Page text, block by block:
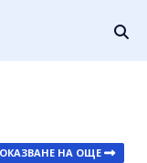
НА ОЩЕ